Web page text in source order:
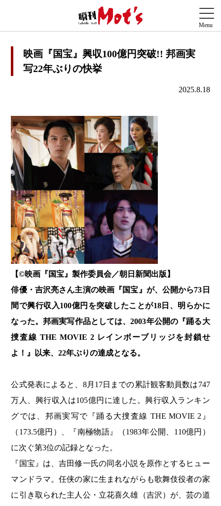
映画『国宝』興収100億円突破!! 邦画実
写22年ぶりの快挙
2025.8.18
【©️映画『国宝』製作委員会／朝日新聞出版】
俳優・吉沢亮さん主演の映画『国宝』が、公開から73日
間で興行収入100億円を突破したことが18日、明らかに
なった。邦画実写作品としては、2003年公開の『踊る大
捜査線 THE MOVIE 2 レインボーブリッジを封鎖せ
よ！』以来、22年ぶりの達成となる。
公式発表によると、8月17日までの累計観客動員数は747
万人、興行収入は105億円に達した。興行収入ランキン
グでは、邦画実写で『踊る大捜査線 THE MOVIE 2』
（173.5億円）、『南極物語』（1983年公開、110億円）
に次ぐ第3位の記録となった。
『国宝』は、吉田修一氏の同名小説を原作とするヒュー
マンドラマ。任侠の家に生まれながらも歌舞伎役者の家
に引き取られた主人公・立花喜久雄（吉沢）が、芸の道